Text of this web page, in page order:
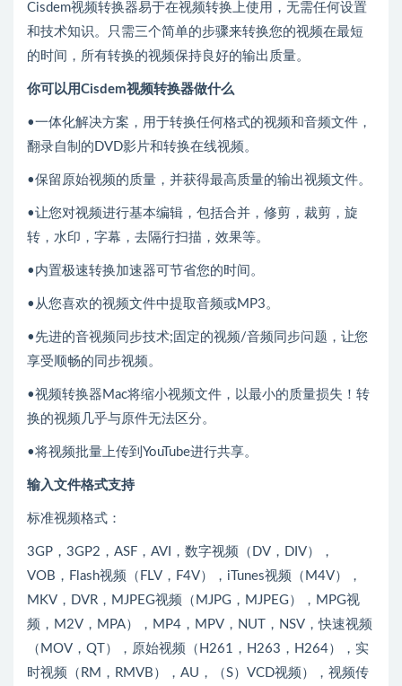
Cisdem视频转换器易于在视频转换上使用，无需任何设置
和技术知识。只需三个简单的步骤来转换您的视频在最短
的时间，所有转换的视频保持良好的输出质量。
你可以用Cisdem视频转换器做什么
•一体化解决方案，用于转换任何格式的视频和音频文件，
翻录自制的DVD影片和转换在线视频。
•保留原始视频的质量，并获得最高质量的输出视频文件。
•让您对视频进行基本编辑，包括合并，修剪，裁剪，旋
转，水印，字幕，去隔行扫描，效果等。
•内置极速转换加速器可节省您的时间。
•从您喜欢的视频文件中提取音频或MP3。
•先进的音视频同步技术;固定的视频/音频同步问题，让您
享受顺畅的同步视频。
•视频转换器Mac将缩小视频文件，以最小的质量损失！转
换的视频几乎与原件无法区分。
•将视频批量上传到YouTube进行共享。
输入文件格式支持
标准视频格式：
3GP，3GP2，ASF，AVI，数字视频（DV，DIV），
VOB，Flash视频（FLV，F4V），iTunes视频（M4V），
MKV，DVR，MJPEG视频（MJPG，MJPEG），MPG视
频，M2V，MPA），MP4，MPV，NUT，NSV，快速视频
（MOV，QT），原始视频（H261，H263，H264），实
时视频（RM，RMVB），AU，（S）VCD视频），视频传